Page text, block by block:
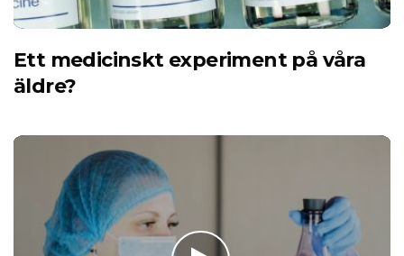
Ett medicinskt experiment på våra
äldre?